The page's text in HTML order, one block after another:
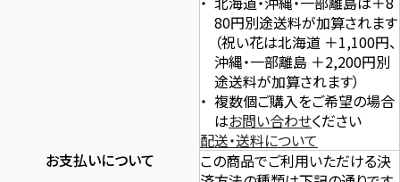
80円別途送料が加算されます
（祝い花は北海道 ＋1,100円、
沖縄・一部離島 ＋2,200円別
途送料が加算されます）
複数個ご購入をご希望の場合
はお問い合わせください
配送・送料について
お支払いについて
この商品でご利用いただける決